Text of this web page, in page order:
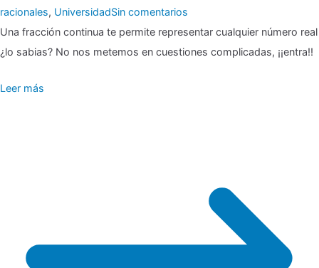
racionales, UniversidadSin comentarios
Una fracción continua te permite representar cualquier número real
¿lo sabias? No nos metemos en cuestiones complicadas, ¡¡entra!!
Leer más